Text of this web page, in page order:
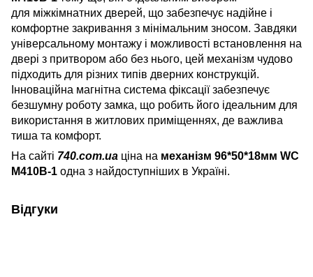
для міжкімнатних дверей, що забезпечує надійне і
комфортне закривання з мінімальним зносом. Завдяки
універсальному монтажу і можливості встановлення на
двері з притвором або без нього, цей механізм чудово
підходить для різних типів дверних конструкцій.
Інноваційна магнітна система фіксації забезпечує
безшумну роботу замка, що робить його ідеальним для
використання в житлових приміщеннях, де важлива
тиша та комфорт.
На сайті 740.com.ua ціна на механізм 96*50*18мм WC
М410B-1 одна з найдоступніших в Україні.
Відгуки